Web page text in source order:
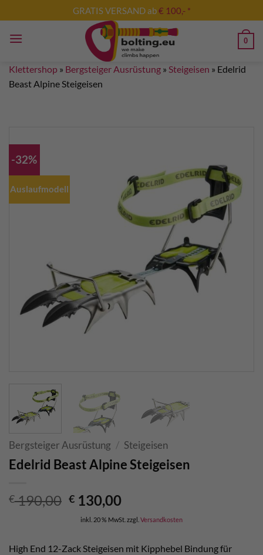
Inhalt
springen
GRATIS VERSAND ab€ 100,- *
0
Klettershop » Bergsteiger Ausrüstung » Steigeisen » Edelrid
Beast Alpine Steigeisen
-32%
Auslaufmodell
Bergsteiger Ausrüstung / Steigeisen
Edelrid Beast Alpine Steigeisen
€190,00 Ursprünglicher
Preis
war:
€ 190,00
€ 130,00Aktueller
Preis
ist:
€ 130,00.
inkl. 20 % MwSt. zzgl. Versandkosten
High End 12-Zack Steigeisen mit Kipphebel Bindung für